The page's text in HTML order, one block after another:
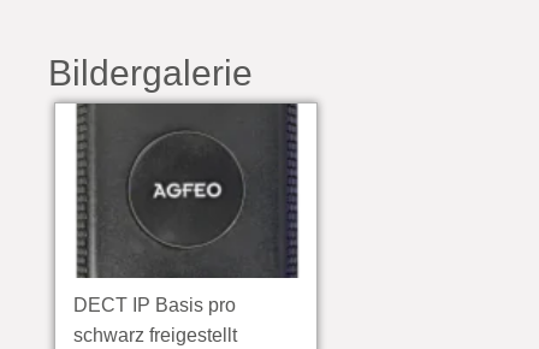
Bildergalerie
DECT IP Basis pro
schwarz freigestellt